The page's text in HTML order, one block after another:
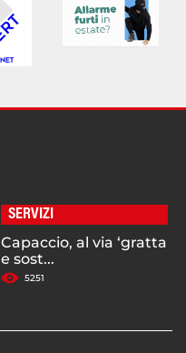
SERVIZI
Capaccio, al via ‘gratta
e sost...
5251